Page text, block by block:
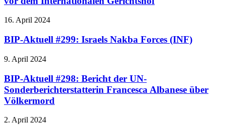
16. April 2024
BIP-Aktuell #299: Israels Nakba Forces (INF)
9. April 2024
BIP-Aktuell #298: Bericht der UN-
Sonderberichterstatterin Francesca Albanese über
Völkermord
2. April 2024